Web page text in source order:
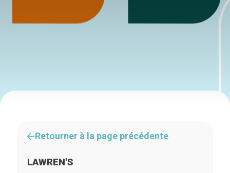
Retourner à la page précédente
LAWREN'S